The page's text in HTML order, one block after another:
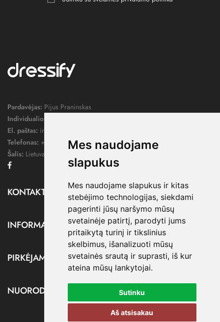
Mes naudojame
slapukus
Mes naudojame slapukus ir kitas
stebėjimo technologijas, siekdami
pagerinti jūsų naršymo mūsų
svetainėje patirtį, parodyti jums
pritaikytą turinį ir tikslinius
skelbimus, išanalizuoti mūsų
svetainės srautą ir suprasti, iš kur
ateina mūsų lankytojai.
Sutinku
Aš atsisakau
Pardavėjas: Pijus Praninskas
Individualios veiklos pažymos nr.:
El. paštas: info@dressify.lt
Telefonas: +370 676 78578
Šalis: Lietuva
KONTAKTAI
INFORMACIJA
PIRKĖJAMS
NUORODOS